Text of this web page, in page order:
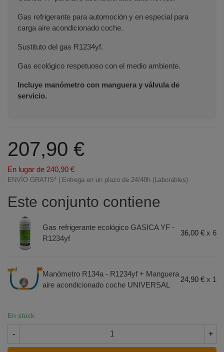
Gas refrigerante para automoción y en especial para
carga aire acondicionado coche.
Sustituto del gas R1234yf.
Gas ecológico respetuoso con el medio ambiente.
Incluye manómetro con manguera y válvula de
servicio.
207,90 €
En lugar de 240,90 €
ENVÍO GRATIS* | Entrega en un plazo de 24/48h (Laborables)
Este conjunto contiene
Gas refrigerante ecológico GASICA YF -
R1234yf
36,00 € x 6
Manómetro R134a - R1234yf + Manguera
aire acondicionado coche UNIVERSAL
24,90 € x 1
En stock
- +
Terminal de consulta○ Motor activo -Pack 6